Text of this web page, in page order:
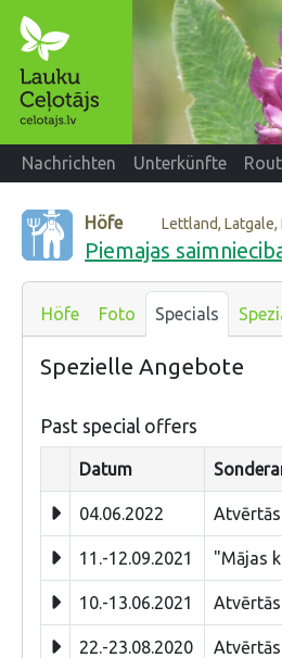
Nachrichten Unterkünfte
Höfe Lettland,
Piemajas
Höfe Foto Specials
Spezielle Angebote
Past special offers
Datum
04.06.2022
11.-12.09.2021 "Mājas
10.-13.06.2021
22.-23.08.2020